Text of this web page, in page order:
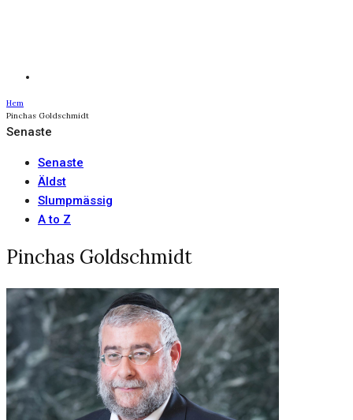
Hem
Pinchas Goldschmidt
Senaste
Senaste
Äldst
Slumpmässig
A to Z
Pinchas Goldschmidt